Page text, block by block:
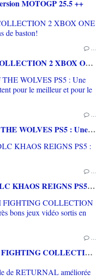
MOTOGP 25.5 ++
…
[TEST] CAPCOM FIGHTING COLLECTION 2 XBOX ONE : une compilation surtout pour les fans de baston!
…
[TEST] FATAL FURY CITY OF THE WOLVES PS5 : Une modernité et une tradition qui cohabitent pour le meilleur et pour le pire...
…
[TEST] MORTAL KOMBAT 1 DLC KHAOS REIGNS PS5 : l'aventure continue un tout petit peu
…
[TEST] MARVEL VS CAPCOM FIGHTING COLLECTION : ARCADE CLASSICS PS4 : Des très bons jeux vidéo sortis en arcade de retour à la maison!